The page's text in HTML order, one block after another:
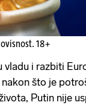
18+
vladu i razbiti
što je
Putin nije